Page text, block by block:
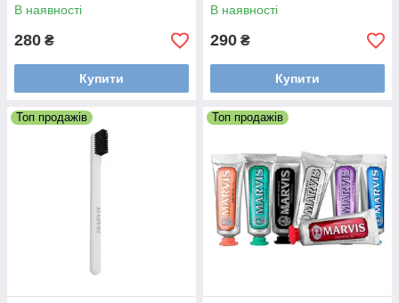
В наявності
280 ₴
Купити
В наявності
290 ₴
Купити
Топ продажів Топ продажів